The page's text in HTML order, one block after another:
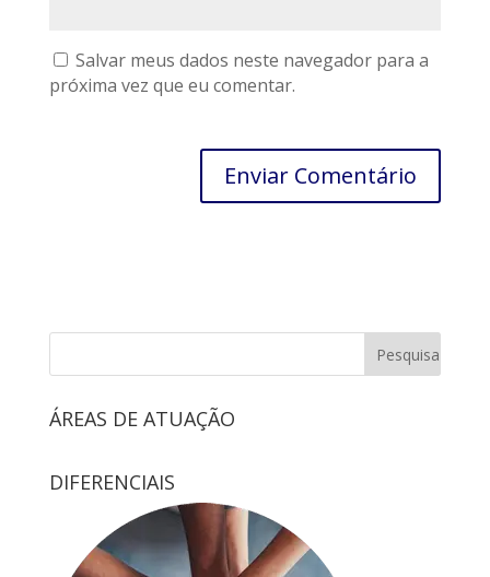
Salvar meus dados neste navegador para a
próxima vez que eu comentar.
ÁREAS DE ATUAÇÃO
DIFERENCIAIS